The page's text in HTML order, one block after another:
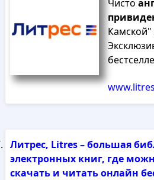
Чисто
Камской"
Литрес, Litres – большая
электронных книг, где
скачать и читать онлайн